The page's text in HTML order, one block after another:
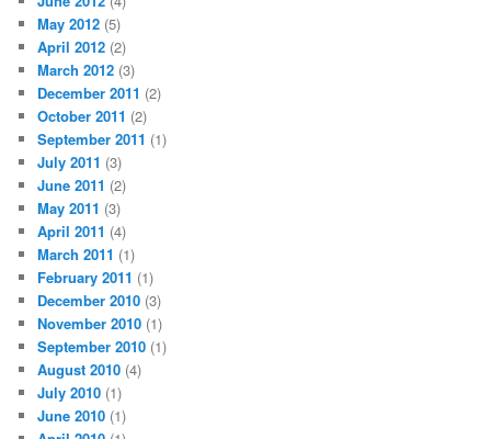
May 2012 (5)
April 2012 (2)
March 2012 (3)
December 2011 (2)
October 2011 (2)
September 2011 (1)
July 2011 (3)
June 2011 (2)
May 2011 (3)
April 2011 (4)
March 2011 (1)
February 2011 (1)
December 2010 (3)
November 2010 (1)
September 2010 (1)
August 2010 (4)
July 2010 (1)
June 2010 (1)